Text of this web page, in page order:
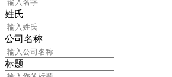
姓氏
公司名称
标题